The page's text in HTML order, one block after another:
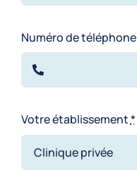
Numéro de téléphone
Votre établissement*